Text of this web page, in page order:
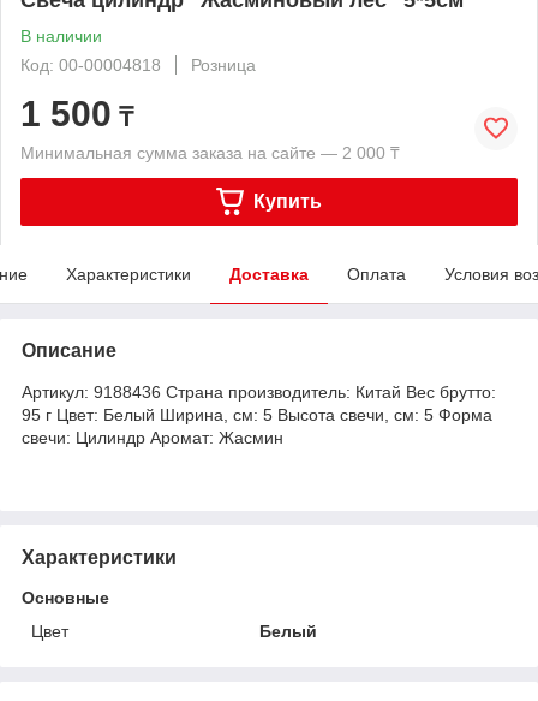
В наличии
Код: 00-00004818
Розница
1 500 ₸
Минимальная сумма заказа на сайте — 2 000 ₸
Купить
Характеристики Доставка Оплата Условия
Описание
Артикул: 9188436 Страна производитель: Китай Вес брутто:
95 г Цвет: Белый Ширина, см: 5 Высота свечи, см: 5 Форма
свечи: Цилиндр Аромат: Жасмин
Характеристики
Основные
Цвет
Белый